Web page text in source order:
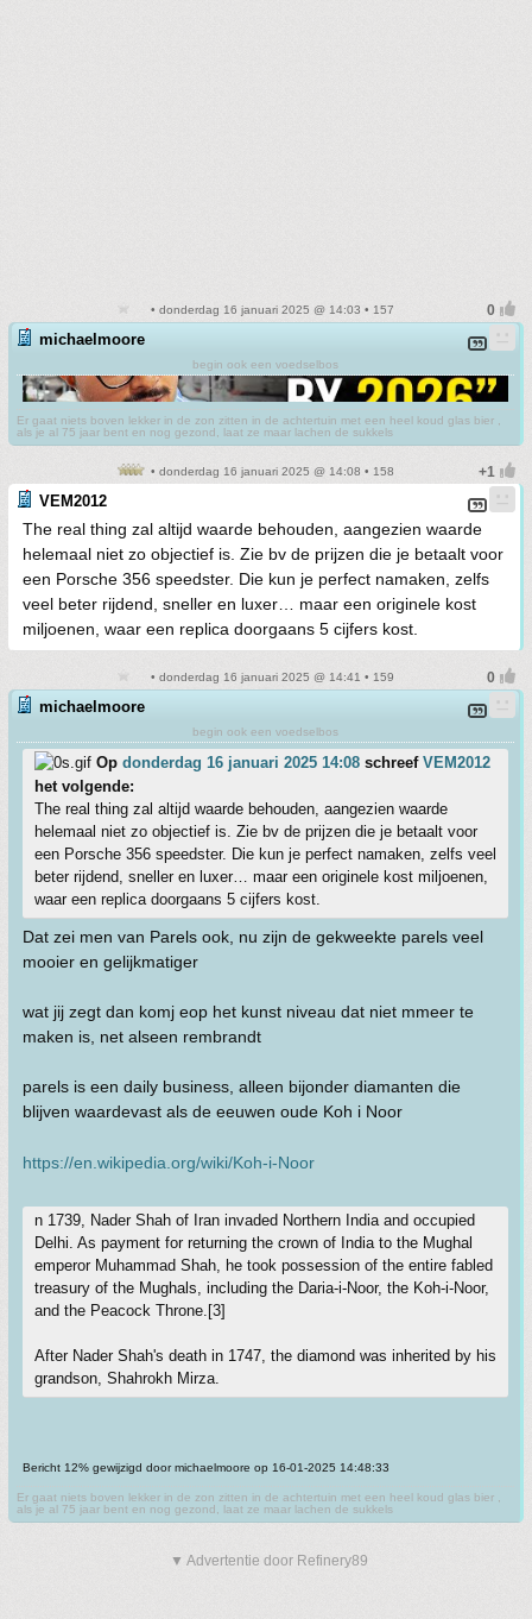
• donderdag 16 januari 2025 @ 14:03 • 157
michaelmoore
begin ook een voedselbos
Er gaat niets boven lekker in de zon zitten in de achtertuin met een heel koud glas bier ,
als je al 75 jaar bent en nog gezond, laat ze maar lachen de sukkels
• donderdag 16 januari 2025 @ 14:08 • 158
VEM2012
The real thing zal altijd waarde behouden, aangezien waarde
helemaal niet zo objectief is. Zie bv de prijzen die je betaalt voor
een Porsche 356 speedster. Die kun je perfect namaken, zelfs
veel beter rijdend, sneller en luxer… maar een originele kost
miljoenen, waar een replica doorgaans 5 cijfers kost.
• donderdag 16 januari 2025 @ 14:41 • 159
michaelmoore
begin ook een voedselbos
Op donderdag 16 januari 2025 14:08 schreef VEM2012
het volgende:
The real thing zal altijd waarde behouden, aangezien waarde
helemaal niet zo objectief is. Zie bv de prijzen die je betaalt voor
een Porsche 356 speedster. Die kun je perfect namaken, zelfs veel
beter rijdend, sneller en luxer… maar een originele kost miljoenen,
waar een replica doorgaans 5 cijfers kost.
Dat zei men van Parels ook, nu zijn de gekweekte parels veel
mooier en gelijkmatiger
wat jij zegt dan komj eop het kunst niveau dat niet mmeer te
maken is, net alseen rembrandt
parels is een daily business, alleen bijonder diamanten die
blijven waardevast als de eeuwen oude Koh i Noor
https://en.wikipedia.org/wiki/Koh-i-Noor
n 1739, Nader Shah of Iran invaded Northern India and occupied
Delhi. As payment for returning the crown of India to the Mughal
emperor Muhammad Shah, he took possession of the entire fabled
treasury of the Mughals, including the Daria-i-Noor, the Koh-i-Noor,
and the Peacock Throne.[3]
After Nader Shah's death in 1747, the diamond was inherited by his
grandson, Shahrokh Mirza.
Bericht 12% gewijzigd door michaelmoore op 16-01-2025 14:48:33
Er gaat niets boven lekker in de zon zitten in de achtertuin met een heel koud glas bier ,
als je al 75 jaar bent en nog gezond, laat ze maar lachen de sukkels
▼ Advertentie door Refinery89